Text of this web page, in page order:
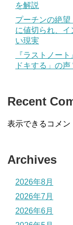
を解説
プーチンの絶
に値切られ、イ
い現実
『ラストノー
ドキする」の声
Recent
表示できるコメン
Archives
2026年8月
2026年7月
2026年6月